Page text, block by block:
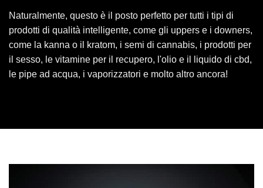
Naturalmente, questo è il posto perfetto per tutti i tipi di
prodotti di qualità intelligente, come gli uppers e i downers,
come la kanna o il kratom, i semi di cannabis, i prodotti per
il sesso, le vitamine per il recupero, l'olio e il liquido di cbd,
le pipe ad acqua, i vaporizzatori e molto altro ancora!